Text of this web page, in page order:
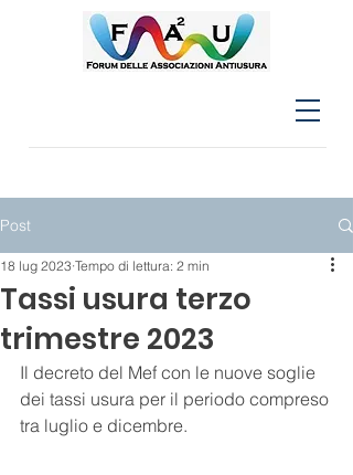
Post
Tassi usura terzo
trimestre 2023
18 lug 2023 Tempo di lettura: 2 min
Il decreto del Mef con le nuove soglie
dei tassi usura per il periodo compreso
tra luglio e dicembre.